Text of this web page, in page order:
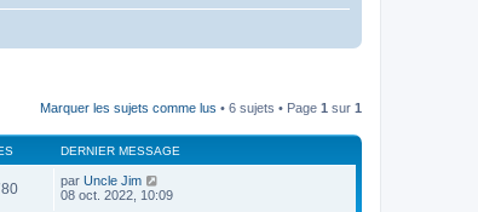
Marquer les sujets comme lus • 6 sujets • Page 1 sur 1
DERNIER MESSAGE
par Uncle Jim
08 oct. 2022, 10:09